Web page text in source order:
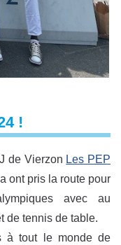
!
de Vierzon Les PEP
ont pris la route pour
avec au
de tennis de table.
à tout le monde de